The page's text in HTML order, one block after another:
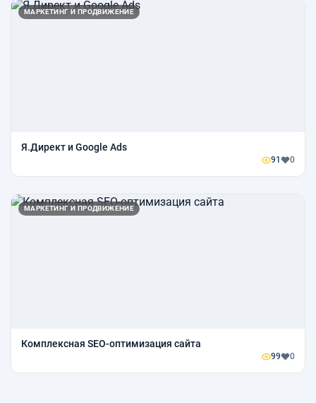
МАРКЕТИНГ И ПРОДВИЖЕНИЕ
Я.Директ и Google Ads
91 0
МАРКЕТИНГ И ПРОДВИЖЕНИЕ
Комплексная SEO-оптимизация сайта
99 0